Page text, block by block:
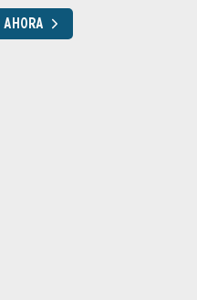
AHORA